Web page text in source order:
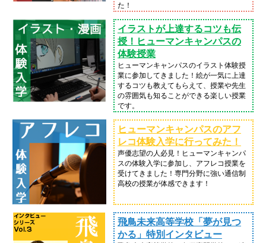
た！
イラストが上達するコツも伝
授！ヒューマンキャンパスの
体験授業
ヒューマンキャンパスのイラスト体験授
業に参加してきました！絵が一気に上達
するコツも教えてもらえて、授業や先生
の雰囲気も知ることができる楽しい授業
です。
ヒューマンキャンパスのアフ
レコ体験入学に行ってみた！
声優志望の人必見！ヒューマンキャンパ
スの体験入学に参加し、アフレコ授業を
受けてきました！専門分野に強い通信制
高校の授業が体感できます！
飛鳥未来高等学校「夢が見つ
かる」特別インタビュー